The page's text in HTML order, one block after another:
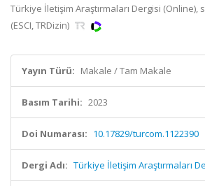
Türkiye İletişim Araştırmaları Dergisi (Online),
(ESCI, TRDizin)
Yayın Türü: Makale / Tam Makale
Basım Tarihi: 2023
Doi Numarası: 10.17829/turcom.1122390
Dergi Adı: Türkiye İletişim Araştırmaları